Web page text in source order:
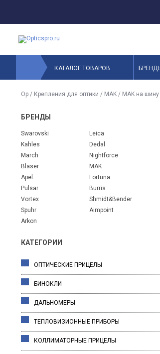
КАТАЛОГ ТОВАРОВ
Op / Крепления для оптики / MAK / MAK на шину
БРЕНДЫ
Swarovski
Leica
Kahles
Dedal
March
Nightforce
Blaser
MAK
Apel
Fortuna
Pulsar
Burris
Vortex
Shmidt&Bender
Spuhr
Aimpoint
Arkon
КАТЕГОРИИ
ОПТИЧЕСКИЕ ПРИЦЕЛЫ
БИНОКЛИ
ДАЛЬНОМЕРЫ
ТЕПЛОВИЗИОННЫЕ ПРИБОРЫ
КОЛЛИМАТОРНЫЕ ПРИЦЕЛЫ